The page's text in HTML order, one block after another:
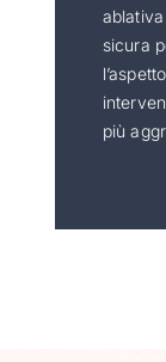
sicura
più